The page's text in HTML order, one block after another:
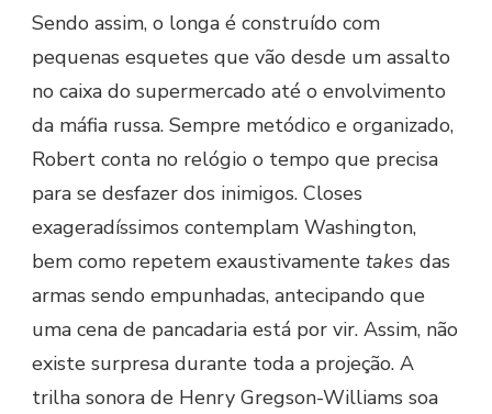
Sendo assim, o longa é construído com
pequenas esquetes que vão desde um assalto
no caixa do supermercado até o envolvimento
da máfia russa. Sempre metódico e organizado,
Robert conta no relógio o tempo que precisa
para se desfazer dos inimigos. Closes
exageradíssimos contemplam Washington,
bem como repetem exaustivamente takes das
armas sendo empunhadas, antecipando que
uma cena de pancadaria está por vir. Assim, não
existe surpresa durante toda a projeção. A
trilha sonora de Henry Gregson-Williams soa